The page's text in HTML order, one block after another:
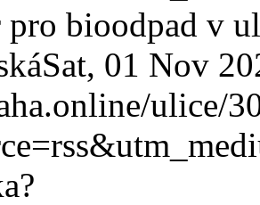
pro bioodpad v
Sat, 01 Nov
ulice/